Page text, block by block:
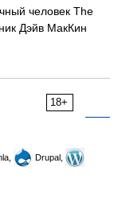
человек The
Дэйв МакКин
18+
Drupal,